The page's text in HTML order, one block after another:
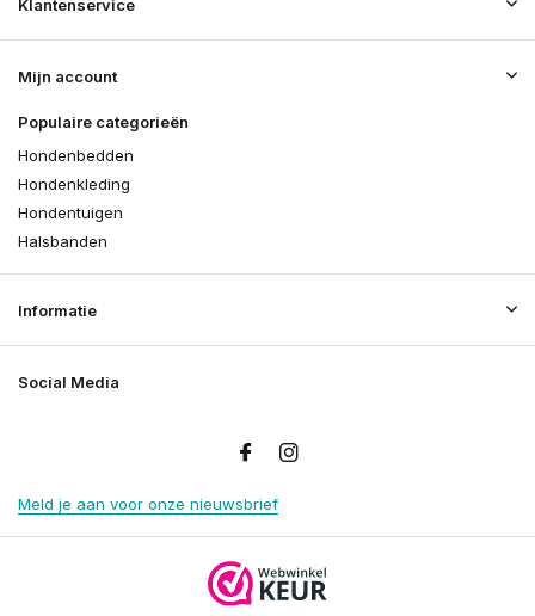
Klantenservice
Mijn account
Populaire categorieën
Hondenbedden
Hondenkleding
Hondentuigen
Halsbanden
Informatie
Social Media
Meld je aan voor onze nieuwsbrief